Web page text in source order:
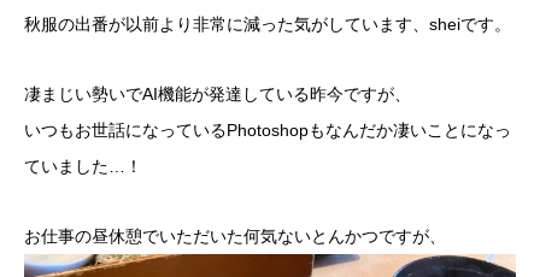
秋服の出番が以前より非常に減った気がしています、 sheiです。
凄まじい勢いでAI機能が発達している昨今ですが、
いつもお世話になっているPhotoshopもなんだか凄いことになっ
ていました
！
お仕事の昼休憩でいただいた何気ないとんかつですが、